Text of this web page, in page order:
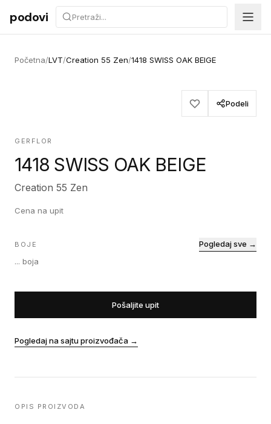
Preskoči na sadržaj
podovi
Početna/LVT/Creation 55 Zen/1418 SWISS OAK BEIGE
Podeli
GERFLOR
1418 SWISS OAK BEIGE
Creation 55 Zen
Cena na upit
BOJE
... boja
Pogledaj sve →
Pošaljite upit
Pogledaj na sajtu proizvođača →
OPIS PROIZVODA